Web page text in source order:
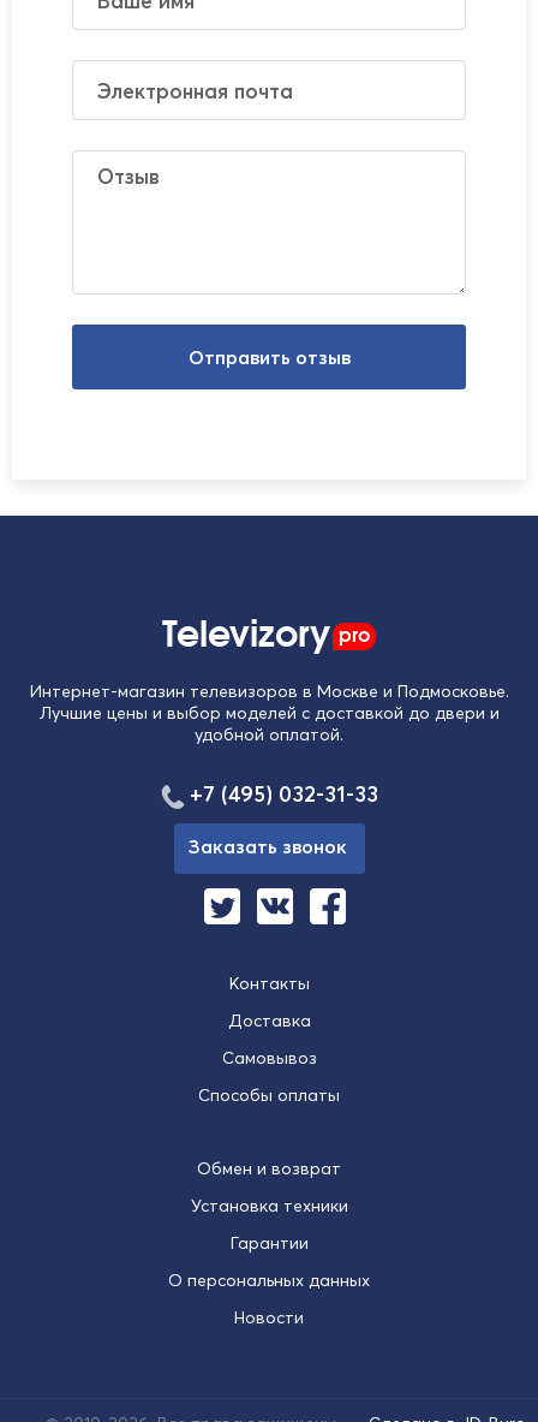
Отправить отзыв
Televizory pro
Интернет-магазин телевизоров в Москве и Подмосковье.
Лучшие цены и выбор моделей с доставкой до двери и
удобной оплатой.
Контакты
Доставка
Самовывоз
Способы оплаты
Обмен и возврат
Установка техники
Гарантии
О персональных данных
Новости
+7 (495) 032-31-33
Заказать звонок